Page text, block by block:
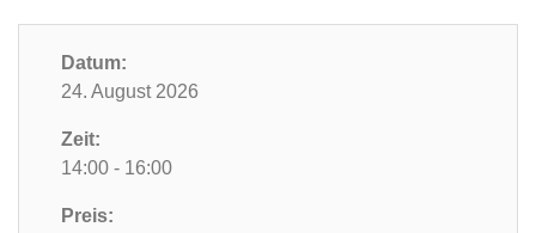
Datum:
24. August 2026
Zeit:
14:00 - 16:00
Preis: